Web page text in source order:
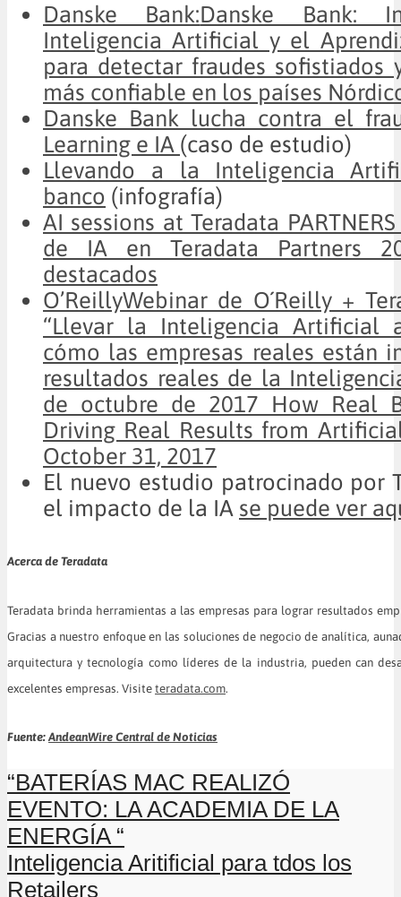
Danske Bank:Danske Bank:
Inteligencia Artificial y el
para detectar fraudes sofistiados
más confiable en los países
Danske Bank lucha contra el
Learning e IA (caso de estudio)
Llevando a la Inteligencia
banco (infografía)
AI sessions at Teradata
de IA en Teradata Partners
destacados
O’ReillyWebinar de O´Reilly +
“Llevar la Inteligencia Artificial
cómo las empresas reales están
resultados reales de la
de octubre de 2017 How Real
Driving Real Results from
October 31, 2017
El nuevo estudio patrocinado por
el impacto de la IA se puede ver
Acerca de Teradata
Teradata brinda herramientas a las empresas para lograr resultados
Gracias a nuestro enfoque en las soluciones de negocio de analítica,
arquitectura y tecnología como líderes de la industria, pueden can
excelentes empresas. Visite teradata.com.
Fuente:AndeanWire Central de Noticias
“BATERÍAS MAC REALIZÓ
EVENTO: LA ACADEMIA DE LA
ENERGÍA “
Inteligencia Aritificial para tdos los
Retailers